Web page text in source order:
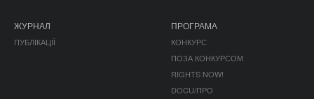
ЖУРНАЛ
ПУБЛІКАЦІЇ
ПРОГРАМА
КОНКУРС
ПОЗА КОНКУРСОМ
RIGHTS NOW!
DOCU/ПРО